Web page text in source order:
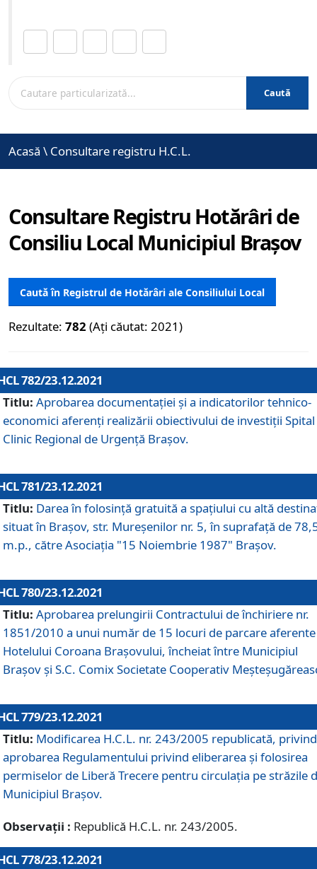
Caută
Acasă \ Consultare registru H.C.L.
Consultare Registru Hotărâri de
Consiliu Local Municipiul Brașov
Caută în Registrul de Hotărâri ale Consiliului Local
Rezultate: 782 (Ați căutat: 2021)
782/23.12.2021
Titlu: Aprobarea documentației și a indicatorilor tehnico-
economici aferenți realizării obiectivului de investiții Spital
Clinic Regional de Urgență Brașov.
781/23.12.2021
Titlu: Darea în folosinţă gratuită a spaţiului cu altă
situat în Braşov, str. Mureşenilor nr. 5, în suprafaţă de
m.p., către Asociaţia "15 Noiembrie 1987" Braşov.
780/23.12.2021
Titlu: Aprobarea prelungirii Contractului de închiriere nr.
1851/2010 a unui număr de 15 locuri de parcare aferente
Hotelului Coroana Brașovului, încheiat între Municipiul
Braşov şi S.C. Comix Societate Cooperativ
779/23.12.2021
Titlu: Modificarea H.C.L. nr. 243/2005 republicată, privind
aprobarea Regulamentului privind eliberarea şi folosirea
permiselor de Liberă Trecere pentru circulația pe străzile
Municipiul Braşov.
Observații : Republică H.C.L. nr. 243/2005.
778/23.12.2021